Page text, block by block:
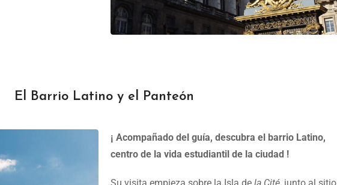
El Barrio Latino y el Panteón
¡ Acompañado del guía, descubra el barrio Latino,
centro de la vida estudiantil de la ciudad !
Su visita empieza sobre la Isla de la Cité, junto al sitio